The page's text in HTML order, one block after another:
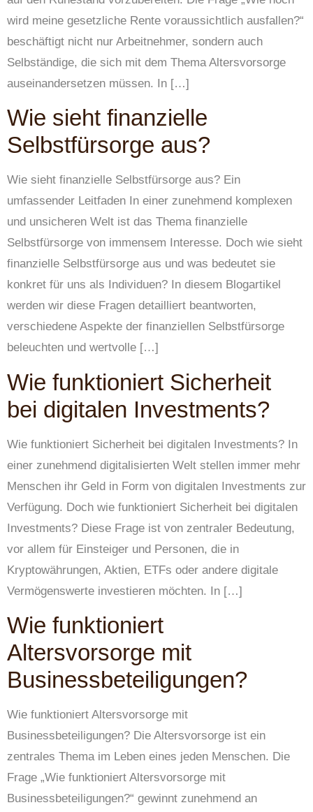
wird meine gesetzliche Rente voraussichtlich ausfallen?“
beschäftigt nicht nur Arbeitnehmer, sondern auch
Selbständige, die sich mit dem Thema Altersvorsorge
auseinandersetzen müssen. In […]
Wie sieht finanzielle
Selbstfürsorge aus?
Wie sieht finanzielle Selbstfürsorge aus? Ein
umfassender Leitfaden In einer zunehmend komplexen
und unsicheren Welt ist das Thema finanzielle
Selbstfürsorge von immensem Interesse. Doch wie sieht
finanzielle Selbstfürsorge aus und was bedeutet sie
konkret für uns als Individuen? In diesem Blogartikel
werden wir diese Fragen detailliert beantworten,
verschiedene Aspekte der finanziellen Selbstfürsorge
beleuchten und wertvolle […]
Wie funktioniert Sicherheit
bei digitalen Investments?
Wie funktioniert Sicherheit bei digitalen Investments? In
einer zunehmend digitalisierten Welt stellen immer mehr
Menschen ihr Geld in Form von digitalen Investments zur
Verfügung. Doch wie funktioniert Sicherheit bei digitalen
Investments? Diese Frage ist von zentraler Bedeutung,
vor allem für Einsteiger und Personen, die in
Kryptowährungen, Aktien, ETFs oder andere digitale
Vermögenswerte investieren möchten. In […]
Wie funktioniert
Altersvorsorge mit
Businessbeteiligungen?
Wie funktioniert Altersvorsorge mit
Businessbeteiligungen? Die Altersvorsorge ist ein
zentrales Thema im Leben eines jeden Menschen. Die
Frage „Wie funktioniert Altersvorsorge mit
Businessbeteiligungen?“ gewinnt zunehmend an